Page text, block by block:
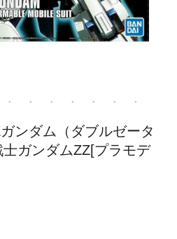
ンダム（ダブルゼータ
ガンダムZZ[プラモデ